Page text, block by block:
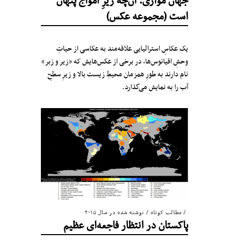
است (مجموعه عکس)
یک عکاسِ استرالیایی علاقه‌مند به عکاسی از حیاتِ
وحشِ اقیانوس‌ها، در برخی از عکس‌هایش که «زیر و زبر»
نام دارند به طورِ همزمان محیطِ زیست بالا و زیرِ سطحِ
آب را به نمایش می‌گذارد.
مطالب کوتاه / نوشته شده در سال ۲۰۱۵
پاکستان در انتظار فاجعه‌ای عظیم